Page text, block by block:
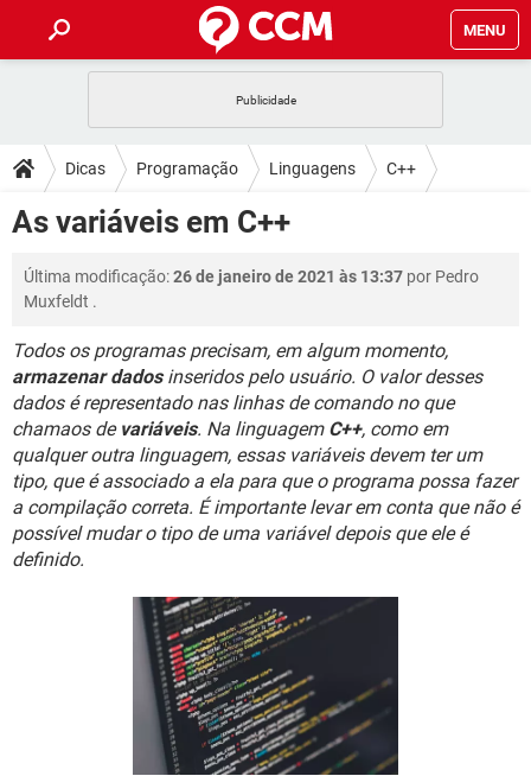
MENU
CELULAR FACEBOOK
OUTLOOK EXCEL
GUIA DE COMPRAS
DICAS
JOGOS
CELULAR FACEBOOK
OUTLOOK EXCEL
GUIA DE COMPRAS
DOWNLOADS
CELULAR
INSTAGRAM GMAIL
GUIA DE COMPRAS
FÓRUM
CELULAR FACEBOOK
OUTLOOK EXCEL
INSTAGRAM GMAIL
GUIA DE COMPRAS
JOGOS WHATSAPP
CELULAR FACEBOOK
OUTLOOK EXCEL
INSTAGRAM GMAIL
GUIA DE COMPRAS
Dicas Programação Linguagens C++
As variáveis em C++
Última modificação:26 de janeiro de 2021 às 13:37 por Pedro
Muxfeldt .
Todos os programas precisam, em algum momento,
armazenar dadosinseridos pelo usuário. O valor desses
dados é representado nas linhas de comando no que
chamaos de variáveis. Na linguagem C++, como em
qualquer outra linguagem, essas variáveis devem ter um
tipo, que é associado a ela para que o programa possa fazer
a compilação correta. É importante levar em conta que não é
possível mudar o tipo de uma variável depois que ele é
definido.